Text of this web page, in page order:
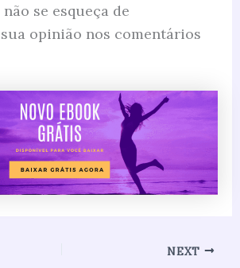
se esqueça de
opinião nos comentários
NEXT